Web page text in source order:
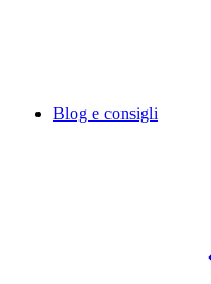
Blog e consigli